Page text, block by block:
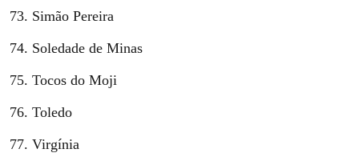
Simão Pereira
Soledade de Minas
Tocos do Moji
Toledo
Virgínia